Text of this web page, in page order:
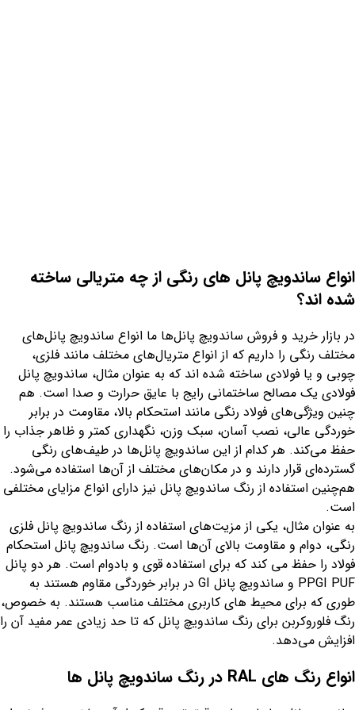
انواع ساندویچ پانل های رنگی از چه متریالی ساخته
شده اند؟
در بازار خرید و فروش ساندویچ پانل‌ها ما انواع ساندویچ‌ پانل‌های
مختلف رنگی را داریم که از انواع متریال‌های مختلف مانند فلزی،
چوبی و یا فولادی ساخته شده اند که به عنوان مثال، ساندویچ پانل
فولادی یک مصالح ساختمانی رایج با عایق حرارت و صدا است. هم
چنین ویژگی‌های فولاد رنگی مانند استحکام بالا، مقاومت در برابر
خوردگی عالی، نصب آسان، سبک وزن، نگهداری کمتر و ظاهر جذاب را
حفظ می‌کند. هر کدام از این ساندویچ پانل‌ها در طیف‌های رنگی
گسترده‌ای قرار دارند و در مکان‌های مختلف از آن‌ها استفاده می‌شود.
هم‌چنین استفاده از رنگ ساندویچ پانل نیز دارای انواع مزایای مختلفی
است.
به عنوان مثال، یکی از مزیت‌های استفاده از رنگ ساندویچ پانل فلزی
رنگی، دوام و مقاومت بالای آن‌ها است. رنگ ساندویچ پانل استحکام
فولاد را حفظ می کند که برای استفاده قوی و بادوام است. هر دو پانل
PPGI PUF و ساندویچ پانل GI در برابر خوردگی مقاوم هستند به
طوری که برای محیط های کاربری مختلف مناسب هستند. به خصوص،
رنگ فلوروکربن برای رنگ ساندویچ پانل که تا حد زیادی عمر مفید آن را
افزایش می‌دهد.
انواع رنگ های RAL در رنگ ساندویچ پانل ها